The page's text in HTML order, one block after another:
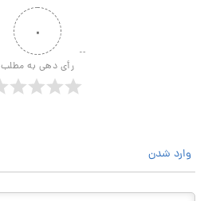
۰
رأی دهی به مطلب
وارد شدن